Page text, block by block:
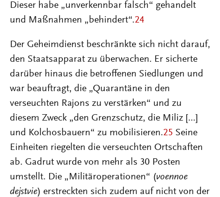
Dieser habe „unverkennbar falsch“ gehandelt
und Maßnahmen „behindert“.24
Der Geheimdienst beschränkte sich nicht darauf,
den Staatsapparat zu überwachen. Er sicherte
darüber hinaus die betroffenen Siedlungen und
war beauftragt, die „Quarantäne in den
verseuchten Rajons zu verstärken“ und zu
diesem Zweck „den Grenzschutz, die Miliz [...]
und Kolchosbauern“ zu mobilisieren.25 Seine
Einheiten riegelten die verseuchten Ortschaften
ab. Gadrut wurde von mehr als 30 Posten
umstellt. Die „Militäroperationen“ (voennoe
dejstvie) erstreckten sich zudem auf nicht von der